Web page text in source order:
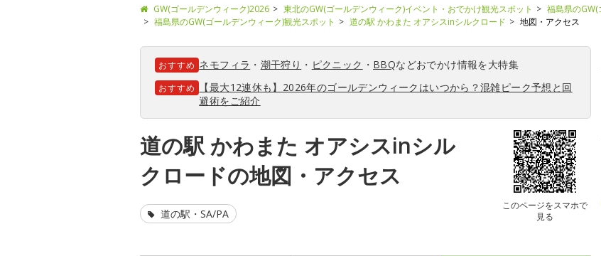
GW(ゴールデンウィーク)2026 東北のGW(ゴールデンウィーク)イベント・おでかけ観光スポット
福島県のGW(
福島県のGW(ゴールデンウィーク)観光スポット
道の駅 かわまた オアシスinシルクロード 地図・アクセス
おすすめ ネモフィラ ・ 潮干狩り ・ ピクニック ・ BBQなどおでかけ情報を大特集
おすすめ
【最大12連休も】2026年のゴールデンウィークはいつから？混雑ピーク予想と回
避術をご紹介
道の駅 かわまた オアシスinシル
クロードの地図・アクセス
このページをスマホで
見る
道の駅・SA/PA